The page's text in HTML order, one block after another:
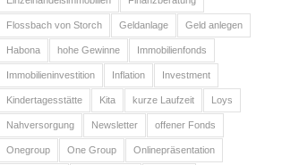
Flossbach von Storch Geldanlage Geld anlegen
Habona hohe Gewinne Immobilienfonds
Immobilieninvestition Inflation Investment
Kindertagesstätte Kita kurze Laufzeit Loys
Nahversorgung Newsletter offener Fonds
Onegroup One Group Onlinepräsentation